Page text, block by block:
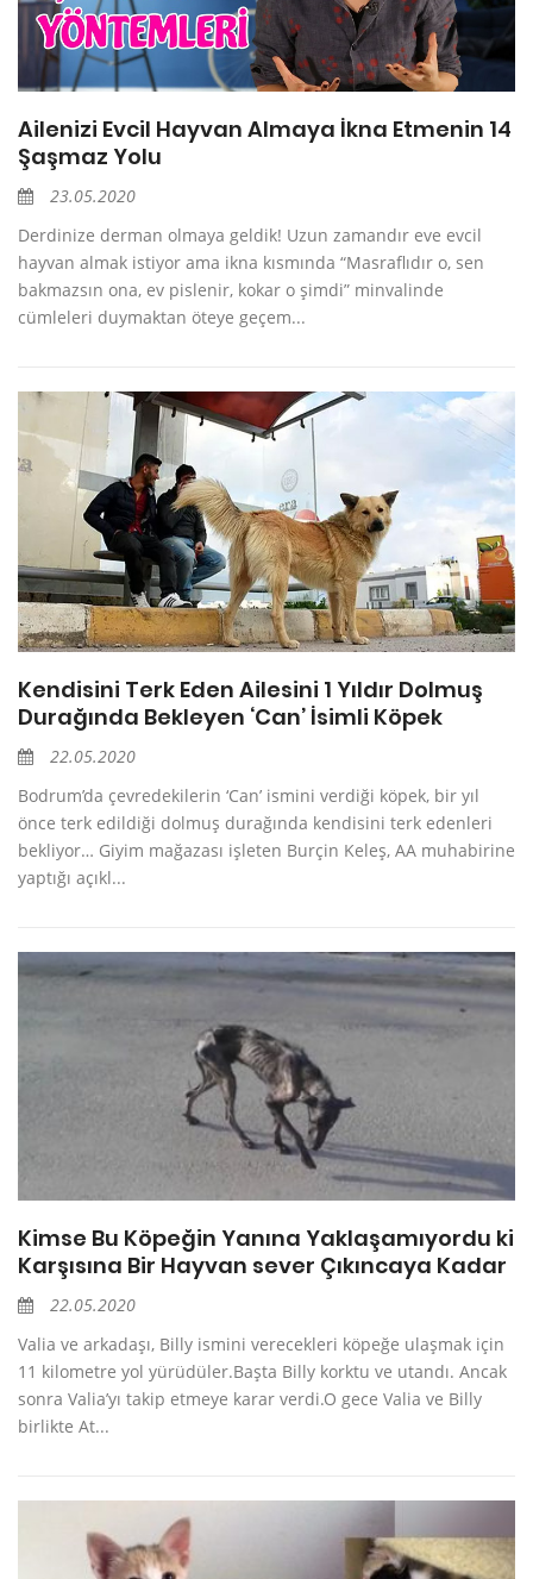
Ailenizi Evcil Hayvan Almaya İkna Etmenin 14
Şaşmaz Yolu
23.05.2020
Derdinize derman olmaya geldik! Uzun zamandır eve evcil
hayvan almak istiyor ama ikna kısmında “Masraflıdır o, sen
bakmazsın ona, ev pislenir, kokar o şimdi” minvalinde
cümleleri duymaktan öteye geçem...
Kendisini Terk Eden Ailesini 1 Yıldır Dolmuş
Durağında Bekleyen ‘Can’ İsimli Köpek
22.05.2020
Bodrum’da çevredekilerin ‘Can’ ismini verdiği köpek, bir yıl
önce terk edildiği dolmuş durağında kendisini terk edenleri
bekliyor… Giyim mağazası işleten Burçin Keleş, AA muhabirine
yaptığı açıkl...
Kimse Bu Köpeğin Yanına Yaklaşamıyordu ki
Karşısına Bir Hayvan sever Çıkıncaya Kadar
22.05.2020
Valia ve arkadaşı, Billy ismini verecekleri köpeğe ulaşmak için
11 kilometre yol yürüdüler.Başta Billy korktu ve utandı. Ancak
sonra Valia’yı takip etmeye karar verdi.O gece Valia ve Billy
birlikte At...